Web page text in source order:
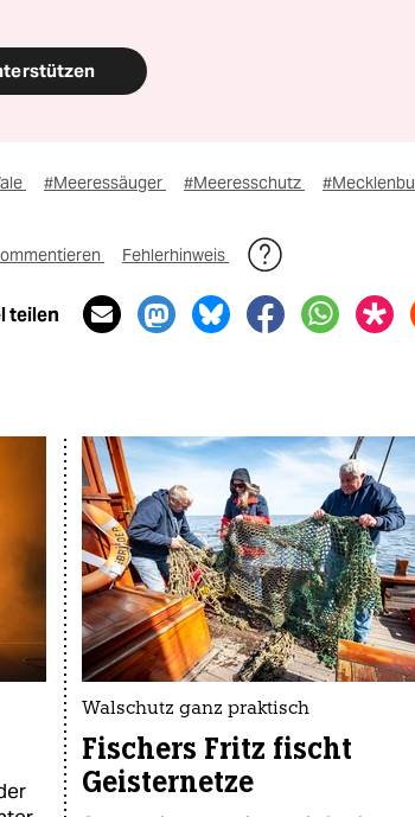
#Meeressäuger #Meeresschutz
Fehlerhinweis
teilen
Walschutz ganz praktisch
Fischers Fritz fischt
Geisternetze